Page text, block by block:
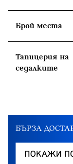
Брой места
Тапицерия на
седалките
БЪРЗА
ПОКАЖИ